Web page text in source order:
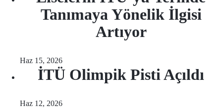
Tanımaya Yönelik İlgisi
Artıyor
Haz 15, 2026
İTÜ Olimpik Pisti Açıldı
Haz 12, 2026